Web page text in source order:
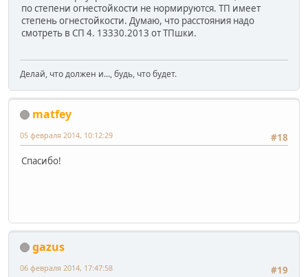
по степени огнестойкости не нормируются. ТП имеет
степень огнестойкости. Думаю, что расстояния надо
смотреть в СП 4. 13330.2013 от ТПшки.
Делай, что должен и..., будь, что будет.
matfey
#18
05 февраля 2014, 10:12:29
Спасибо!
gazus
#19
06 февраля 2014, 17:47:58